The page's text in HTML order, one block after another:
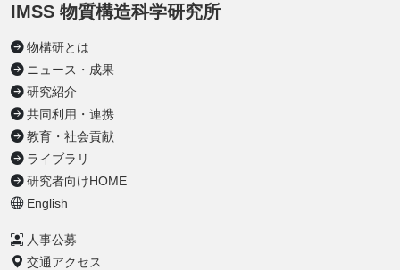
IMSS 物質構造科学研究所
物構研とは
ニュース・成果
研究紹介
共同利用・連携
教育・社会貢献
ライブラリ
研究者向けHOME
English
人事公募
交通アクセス